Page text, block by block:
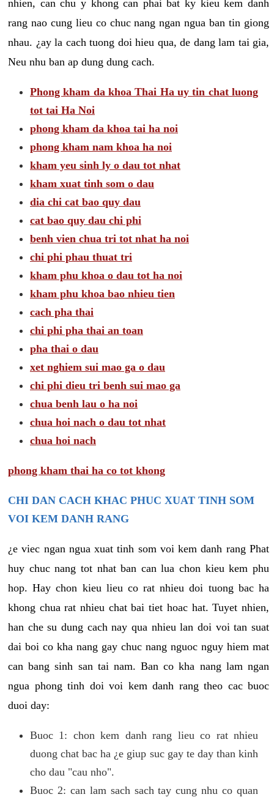
nhien, can chu y khong can phai bat ky kieu kem danh
rang nao cung lieu co chuc nang ngan ngua ban tin giong
nhau. ¿ay la cach tuong doi hieu qua, de dang lam tai gia,
Neu nhu ban ap dung dung cach.
Phong kham da khoa Thai Ha uy tin chat luong
tot tai Ha Noi
phong kham da khoa tai ha noi
phong kham nam khoa ha noi
kham yeu sinh ly o dau tot nhat
kham xuat tinh som o dau
dia chi cat bao quy dau
cat bao quy dau chi phi
benh vien chua tri tot nhat ha noi
chi phi phau thuat tri
kham phu khoa o dau tot ha noi
kham phu khoa bao nhieu tien
cach pha thai
chi phi pha thai an toan
pha thai o dau
xet nghiem sui mao ga o dau
chi phi dieu tri benh sui mao ga
chua benh lau o ha noi
chua hoi nach o dau tot nhat
chua hoi nach
phong kham thai ha co tot khong
CHI DAN CACH KHAC PHUC XUAT TINH SOM
VOI KEM DANH RANG
¿e viec ngan ngua xuat tinh som voi kem danh rang Phat
huy chuc nang tot nhat ban can lua chon kieu kem phu
hop. Hay chon kieu lieu co rat nhieu doi tuong bac ha
khong chua rat nhieu chat bai tiet hoac hat. Tuyet nhien,
han che su dung cach nay qua nhieu lan doi voi tan suat
dai boi co kha nang gay chuc nang nguoc nguy hiem mat
can bang sinh san tai nam. Ban co kha nang lam ngan
ngua phong tinh doi voi kem danh rang theo cac buoc
duoi day:
Buoc 1: chon kem danh rang lieu co rat nhieu
duong chat bac ha ¿e giup suc gay te day than kinh
cho dau "cau nho".
Buoc 2: can lam sach sach tay cung nhu co quan